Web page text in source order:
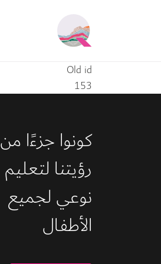
Old id
153
كونوا جزءًا من
رؤيتنا لتعليم
نوعي لجميع
الأطفال